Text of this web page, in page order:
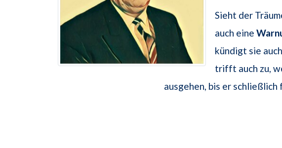
Sieht der
auch eine
kündigt sie
trifft auch zu,
ausgehen, bis er